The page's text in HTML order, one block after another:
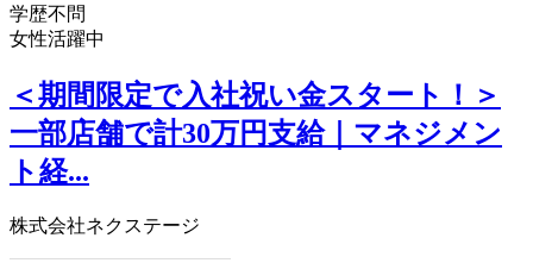
学歴不問
女性活躍中
＜期間限定で入社祝い金スタート！＞
一部店舗で計30万円支給｜マネジメン
ト経...
株式会社ネクステージ